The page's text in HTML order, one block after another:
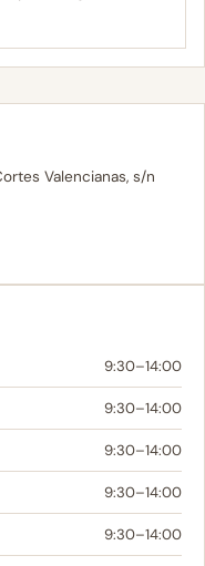
Valencianas, s/n
9:30–14:00
9:30–14:00
9:30–14:00
9:30–14:00
9:30–14:00